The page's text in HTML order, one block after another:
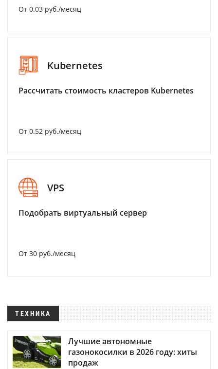
От 0.03 руб./месяц
Kubernetes
Рассчитать стоимость кластеров Kubernetes
От 0.52 руб./месяц
VPS
Подобрать виртуальный сервер
От 30 руб./месяц
ТЕХНИКА
Лучшие автономные
газонокосилки в 2026 году: хиты
продаж